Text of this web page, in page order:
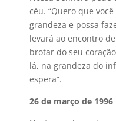
céu. “Quero que
grandeza e possa
levará ao encontro
brotar do seu
lá, na grandeza do
espera”.
26 de março de 1996